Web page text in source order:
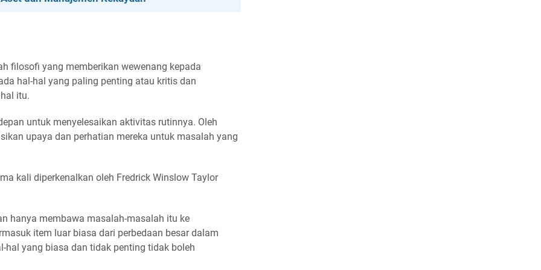
filosofi yang memberikan wewenang kepada
hal-hal yang paling penting atau kritis dan
itu.
untuk menyelesaikan aktivitas rutinnya. Oleh
upaya dan perhatian mereka untuk masalah yang
kali diperkenalkan oleh Fredrick Winslow Taylor
hanya membawa masalah-masalah itu ke
item luar biasa dari perbedaan besar dalam
hal yang biasa dan tidak penting tidak boleh